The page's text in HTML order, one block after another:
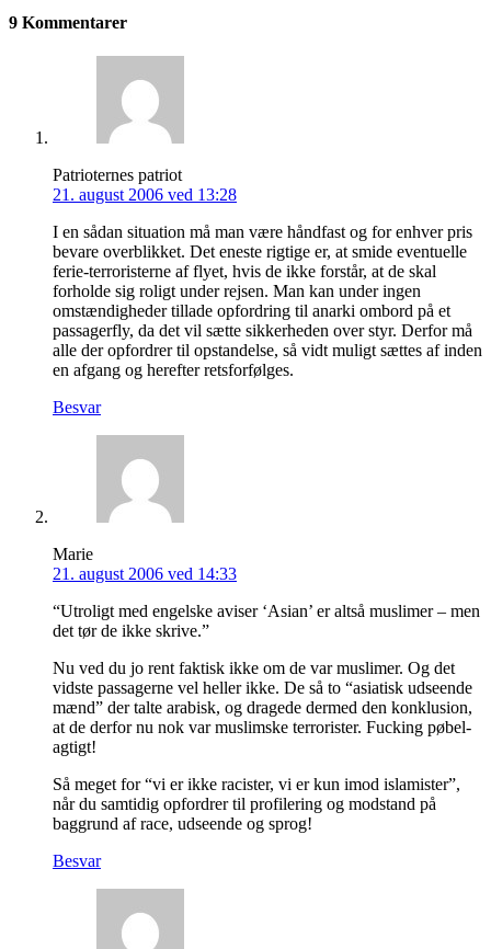
9 Kommentarer
Patrioternes patriot
21. august 2006 ved 13:28
I en sådan situation må man være håndfast og for enhver pris
bevare overblikket. Det eneste rigtige er, at smide eventuelle
ferie-terroristerne af flyet, hvis de ikke forstår, at de skal
forholde sig roligt under rejsen. Man kan under ingen
omstændigheder tillade opfordring til anarki ombord på et
passagerfly, da det vil sætte sikkerheden over styr. Derfor må
alle der opfordrer til opstandelse, så vidt muligt sættes af inden
en afgang og herefter retsforfølges.
Besvar
Marie
21. august 2006 ved 14:33
“Utroligt med engelske aviser ‘Asian’ er altså muslimer – men
det tør de ikke skrive.”
Nu ved du jo rent faktisk ikke om de var muslimer. Og det
vidste passagerne vel heller ikke. De så to “asiatisk udseende
mænd” der talte arabisk, og dragede dermed den konklusion,
at de derfor nu nok var muslimske terrorister. Fucking pøbel-
agtigt!
Så meget for “vi er ikke racister, vi er kun imod islamister”,
når du samtidig opfordrer til profilering og modstand på
baggrund af race, udseende og sprog!
Besvar